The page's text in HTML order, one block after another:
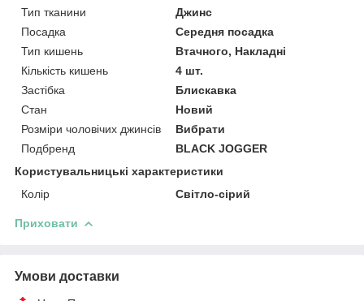
Тип тканини
Джинс
Посадка
Середня посадка
Тип кишень
Втачного, Накладні
Кількість кишень
4 шт.
Застібка
Блискавка
Стан
Новий
Розміри чоловічих джинсів
Вибрати
Подбренд
BLACK JOGGER
Користувальницькі характеристики
Колір
Світло-сірий
Приховати
Умови доставки